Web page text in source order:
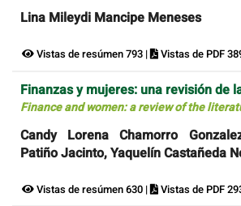
Lina Mileydi Mancipe Meneses
Vistas de resúmen 793 | Vistas de PDF
Finanzas y mujeres: una revisión de
Finance and women: a review of the
Candy Lorena Chamorro
Patiño Jacinto, Yaquelín Castañeda
Vistas de resúmen 630 | Vistas de PDF